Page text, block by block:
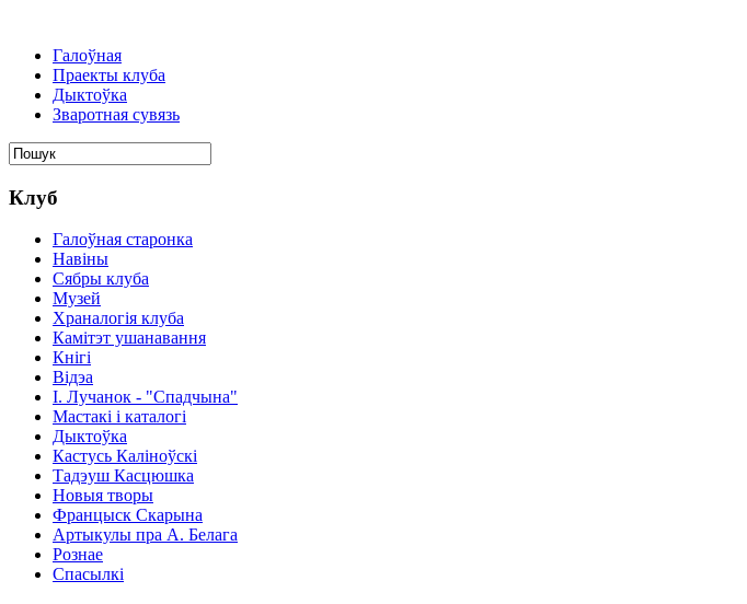
Галоўная
Праекты клуба
Дыктоўка
Зваротная сувязь
Клуб
Галоўная старонка
Навіны
Сябры клуба
Музей
Храналогія клуба
Камітэт ушанавання
Кнігі
Відэа
І. Лучанок - "Спадчына"
Мастакі i каталогi
Дыктоўка
Кастусь Каліноўскі
Тадэуш Касцюшка
Новыя творы
Францыск Скарына
Артыкулы пра А. Белага
Рознае
Спасылкі